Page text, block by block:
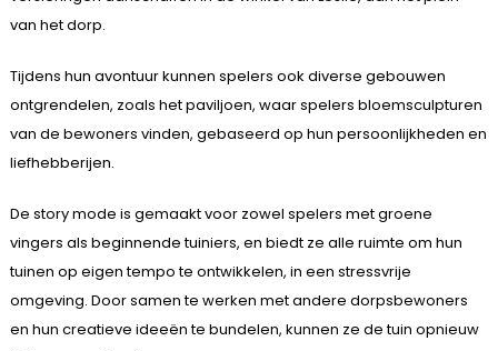
van het dorp.
Tijdens hun avontuur kunnen spelers ook diverse gebouwen
ontgrendelen, zoals het paviljoen, waar spelers bloemsculpturen
van de bewoners vinden, gebaseerd op hun persoonlijkheden en
liefhebberijen.
De story mode is gemaakt voor zowel spelers met groene
vingers als beginnende tuiniers, en biedt ze alle ruimte om hun
tuinen op eigen tempo te ontwikkelen, in een stressvrije
omgeving. Door samen te werken met andere dorpsbewoners
en hun creatieve ideeën te bundelen, kunnen ze de tuin opnieuw